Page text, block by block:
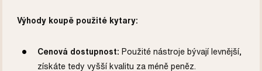
Výhody koupě použité kytary:
Cenová dostupnost: Použité nástroje bývají levnější,
získáte tedy vyšší kvalitu za méně peněz.